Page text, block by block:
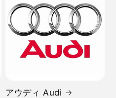
アウディ Audi